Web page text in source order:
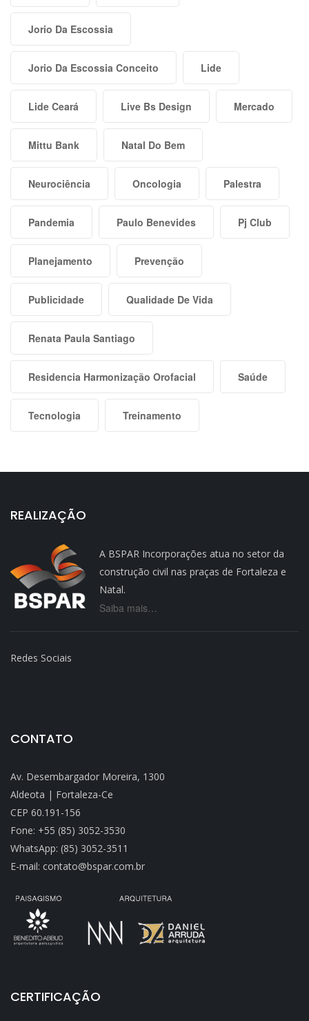
Jorio Da Escossia
Jorio Da Escossia Conceito Lide
Lide Ceará Live Bs Design Mercado
Mittu Bank Natal Do Bem
Neurociência Oncologia Palestra
Pandemia Paulo Benevides Pj Club
Planejamento Prevenção
Publicidade Qualidade De Vida
Renata Paula Santiago
Residencia Harmonização Orofacial Saúde
Tecnologia Treinamento
REALIZAÇÃO
A BSPAR Incorporações atua no setor da
construção civil nas praças de Fortaleza e
Natal.
Saiba mais…
Redes Sociais
CONTATO
Av. Desembargador Moreira, 1300
Aldeota | Fortaleza-Ce
CEP 60.191-156
Fone: +55 (85) 3052-3530
WhatsApp: (85) 3052-3511
E-mail: contato@bspar.com.br
CERTIFICAÇÃO